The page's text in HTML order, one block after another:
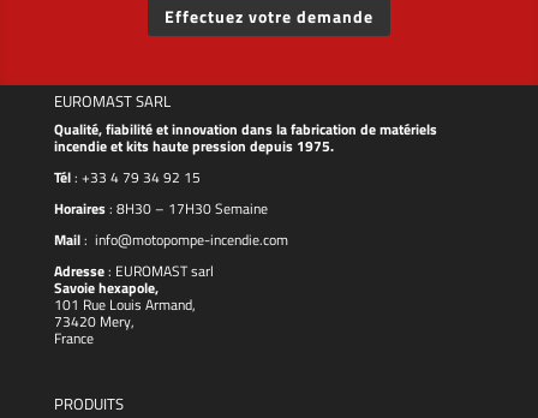
Effectuez votre demande
EUROMAST SARL
Qualité, fiabilité et innovation dans la fabrication de matériels
incendie et kits haute pression depuis 1975.
Tél: +33 4 79 34 92 15
Horaires: 8H30 – 17H30 Semaine
Mail: info@motopompe-incendie.com
Adresse: EUROMASTsarl
Savoie hexapole,
101 Rue Louis Armand,
73420 Mery,
France
PRODUITS